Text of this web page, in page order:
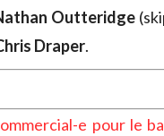
Outteridge
Draper.
e pour le